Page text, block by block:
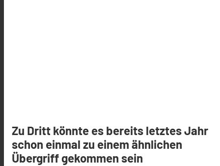
Zu Dritt könnte es bereits letztes Jahr
schon einmal zu einem ähnlichen
Übergriff gekommen sein